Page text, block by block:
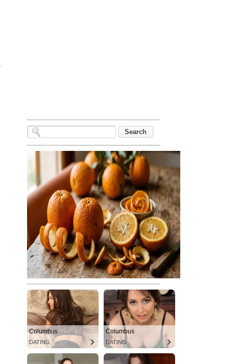
Columbus
DATING
Columbus
DATING